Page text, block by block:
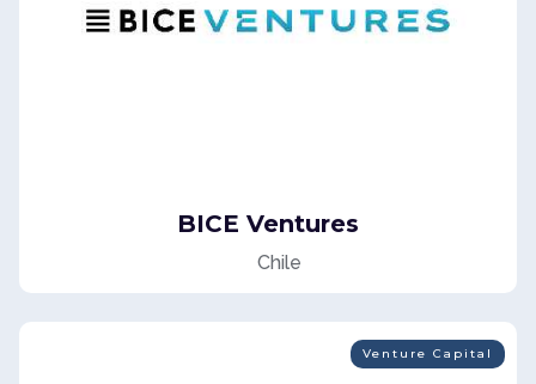
BICE Ventures
Chile
Venture Capital